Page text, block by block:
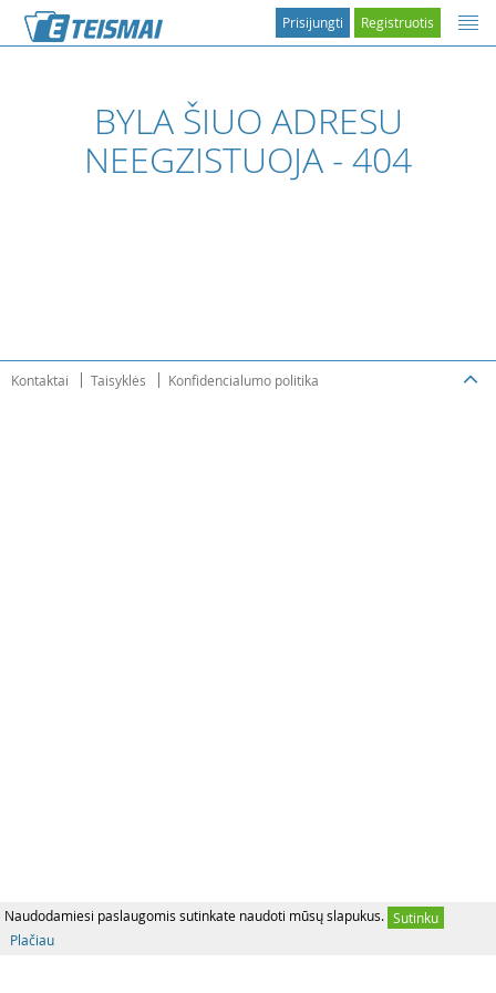
Naudodamiesi paslaugomis sutinkate naudoti mūsų slapukus. Sutinku
Plačiau
Registruotis
Prisijungti
BYLA ŠIUO ADRESU
NEEGZISTUOJA - 404
Kontaktai Taisyklės Konfidencialumo politika